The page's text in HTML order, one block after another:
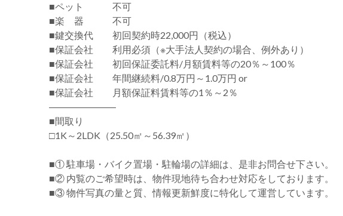
■ペット 不可
■楽 器 不可
■鍵交換代 初回契約時22,000円（税込）
■保証会社 利用必須（※大手法人契約の場合、例外あり）
■保証会社 初回保証委託料/月額賃料等の20％～100％
■保証会社 年間継続料/0.8万円～1.0万円 or
■保証会社 月額保証料賃料等の1％～2％
―――――――
■間取り
□1K～2LDK（25.50㎡～56.39㎡）
■① 駐車場・バイク置場・駐輪場の詳細は、是非お問合せ下さい。
■② 内覧のご希望時は、物件現地待ち合わせ対応をしております。
■③ 物件写真の量と質、情報更新鮮度に特化して運営しています。